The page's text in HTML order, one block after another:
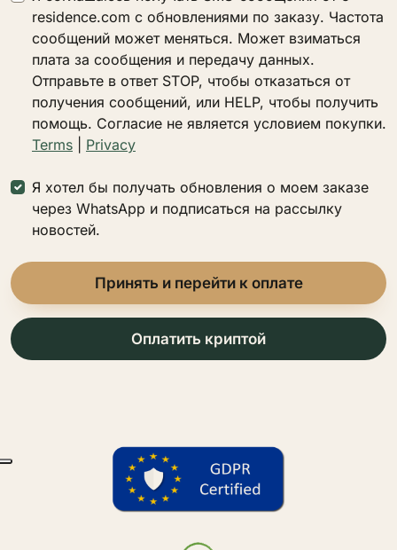
residence.com с обновлениями по заказу. Частота
сообщений может меняться. Может взиматься
плата за сообщения и передачу данных.
Отправьте в ответ STOP, чтобы отказаться от
получения сообщений, или HELP, чтобы получить
помощь. Согласие не является условием покупки.
Terms
Privacy
Я хотел бы получать обновления о моем заказе
через WhatsApp и подписаться на рассылку
новостей.
Принять и перейти к оплате
Оплатить криптой